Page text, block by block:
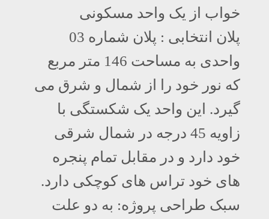
خواب از یک واحد مسکونی
پلان انتخابی : پلان شماره 03
واحدی به مساحت 146 متر مربع
که نور خود را از شمال و شرق می
گیرد. این واحد یک شکستگی با
زاویه 45 درجه در شمال شرقی
خود دارد و در مقابل تمام پنجره
های خود تراس های کوچکی دارد.
سبک طراحی پروژه: به دو علت